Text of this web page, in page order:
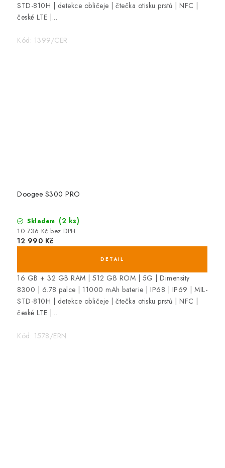
STD-810H | detekce obličeje | čtečka otisku prstů | NFC |
české LTE |...
Kód: 1399/CER
Doogee S300 PRO
Skladem (2 ks)
10 736 Kč bez DPH
12 990 Kč
16 GB + 32 GB RAM | 512 GB ROM | 5G | Dimensity
8300 | 6.78 palce | 11000 mAh baterie | IP68 | IP69 | MIL-
STD-810H | detekce obličeje | čtečka otisku prstů | NFC |
české LTE |...
Kód: 1578/ERN